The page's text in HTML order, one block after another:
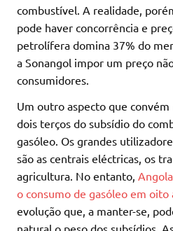
combustível. A realidade,
pode haver concorrência e
petrolífera domina 37% do
a Sonangol impor um preço
consumidores.
Um outro aspecto que
dois terços do subsídio do
gasóleo. Os grandes
são as centrais eléctricas, os
agricultura. No entanto,
o consumo de gasóleo em oito
evolução que, a manter-se,
natural o peso dos subsídios.